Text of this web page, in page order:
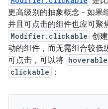
更高级别的抽象概念 - 如果
并且可点击的组件也应可聚
Modifier.clickable 创
动的组件，而无需组合较低
可点击，可以将 hoverable
clickable ：